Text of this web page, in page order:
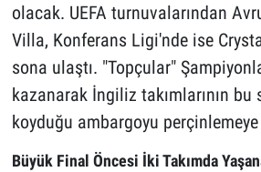
olacak. UEFA turnuvalarından
Villa, Konferans Ligi'nde ise
sona ulaştı. "Topçular"
kazanarak İngiliz takımlarının bu
koyduğu ambargoyu
Büyük Final Öncesi İki Takımda